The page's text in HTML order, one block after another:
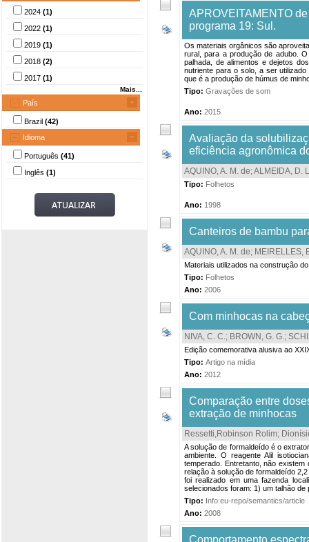
2024 (1)
2022 (1)
2019 (1)
2018 (2)
2017 (1)
Mais...
País
Brazil (42)
Idioma
Português (41)
Inglês (1)
APROVEITAMENTO
programa 19: Sul.
Os materiais orgânicos são
rural, para a produção de adubo.
palhada, de alimentos e dejetos
nutriente para o solo, a ser
que é a produção de húmus de
Tipo: Gravações de som
Ano: 2015
Avaliação da
eficiência agronômica
AQUINO, A. M. de;ALMEIDA, D.
Tipo: Folhetos
Ano: 1998
Canteiros de bambu
AQUINO, A. M. de; MEIRELLES,
Materiais utilizados na construção
Tipo: Folhetos
Ano: 2006
Com minhocas na
NIVA, C. C.; BROWN, G. G.;
Edição comemorativa alusiva ao
Tipo: Artigo na mídia
Ano: 2012
Comparação entre
extração de minhocas
Ressetti,Robinson Rolim;
A solução de formaldeído é o
ambiente. O reagente Alil
temperado. Entretanto, não
relação à solução de formaldeído
foi realizado em uma fazenda
selecionados foram: 1) um talhão de
Tipo: Info:eu-repo/semantics/article
Ano: 2008
Comportamento